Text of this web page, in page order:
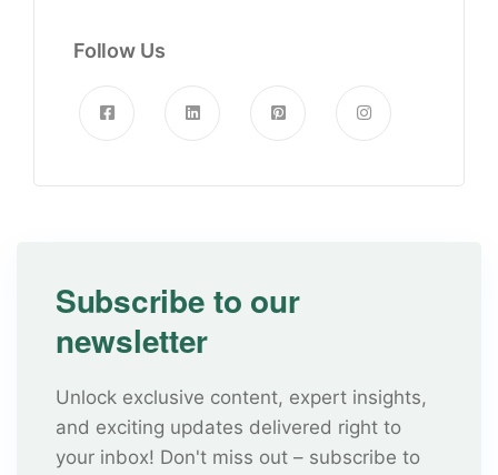
Follow Us
Subscribe to our
newsletter
Unlock exclusive content, expert insights,
and exciting updates delivered right to
your inbox! Don't miss out – subscribe to